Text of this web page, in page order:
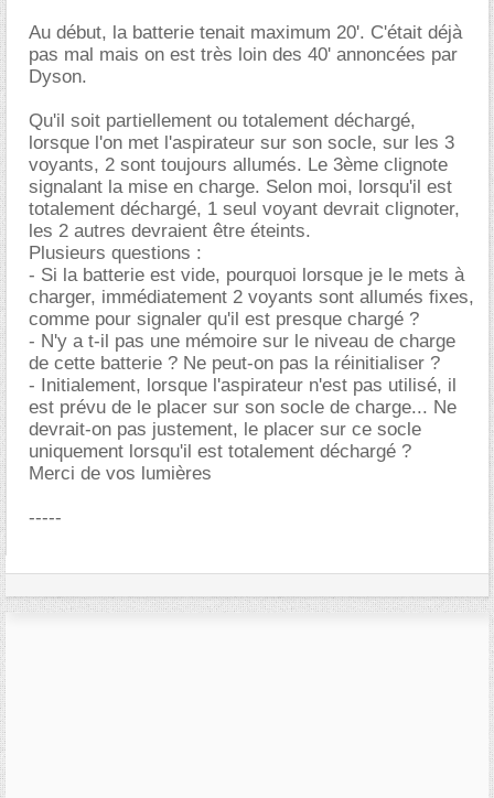
Au début, la batterie tenait maximum 20'. C'était déjà
pas mal mais on est très loin des 40' annoncées par
Dyson.
Qu'il soit partiellement ou totalement déchargé,
lorsque l'on met l'aspirateur sur son socle, sur les 3
voyants, 2 sont toujours allumés. Le 3ème clignote
signalant la mise en charge. Selon moi, lorsqu'il est
totalement déchargé, 1 seul voyant devrait clignoter,
les 2 autres devraient être éteints.
Plusieurs questions :
- Si la batterie est vide, pourquoi lorsque je le mets à
charger, immédiatement 2 voyants sont allumés fixes,
comme pour signaler qu'il est presque chargé ?
- N'y a t-il pas une mémoire sur le niveau de charge
de cette batterie ? Ne peut-on pas la réinitialiser ?
- Initialement, lorsque l'aspirateur n'est pas utilisé, il
est prévu de le placer sur son socle de charge... Ne
devrait-on pas justement, le placer sur ce socle
uniquement lorsqu'il est totalement déchargé ?
Merci de vos lumières
-----